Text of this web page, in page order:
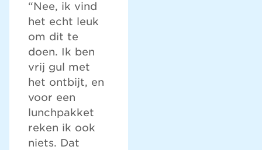
“Nee, ik vind
het echt leuk
om dit te
doen. Ik ben
vrij gul met
het ontbijt, en
voor een
lunchpakket
reken ik ook
niets. Dat